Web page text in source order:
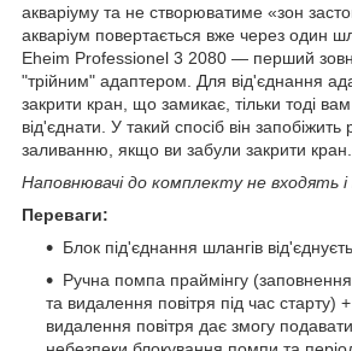
акваріуму та не створюватиме «зон
акваріум повертається вже через один
Eheim Professionel 3 2080 — перший
"трійним" адаптером. Для від'єднання
закрити кран, що замикає, тільки тоді
від'єднати. У такий спосіб він
заливанню, якщо ви забули закрити кран.
Наповнювачі до комплекту не входять
Переваги:
Блок під'єднання шлангів
Ручна помпа праймінгу
та видалення повітря під час старту)
видалення повітря дає змогу